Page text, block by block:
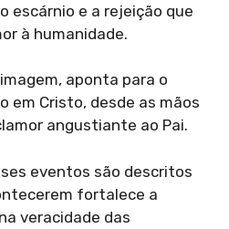
escárnio e a rejeição que
à humanidade.
aponta para o
em Cristo, desde as mãos
angustiante ao Pai.
eventos são descritos
fortalece a
veracidade das